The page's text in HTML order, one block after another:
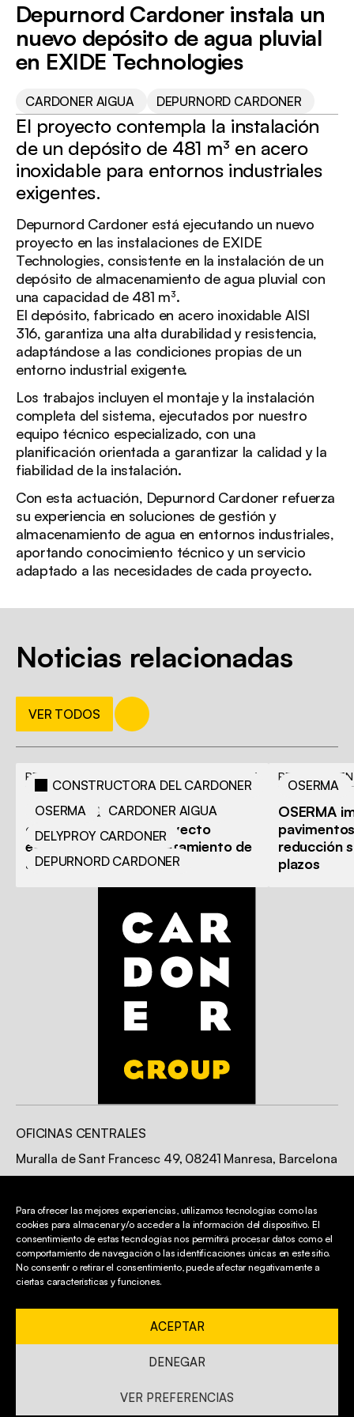
Para ofrecer las mejores experiencias, utilizamos tecnologías como las
cookies para almacenar y/o acceder a la información del dispositivo. El
consentimiento de estas tecnologías nos permitirá procesar datos como el
comportamiento de navegación o las identificaciones únicas en este sitio.
No consentir o retirar el consentimiento, puede afectar negativamente a
ciertas características y funciones.
ACEPTAR
DENEGAR
VER PREFERENCIAS
DEPURNORD
CARDONER
Depurnord Cardoner instala un
nuevo depósito de agua pluvial
en EXIDE Technologies
CARDONER AIGUA DEPURNORD CARDONER
El proyecto contempla la instalación
de un depósito de 481 m³ en acero
inoxidable para entornos industriales
exigentes.
Depurnord Cardoner está ejecutando un nuevo
proyecto en las instalaciones de EXIDE
Technologies, consistente en la instalación de un
depósito de almacenamiento de agua pluvial con
una capacidad de 481 m³.
El depósito, fabricado en acero inoxidable AISI
316, garantiza una alta durabilidad y resistencia,
adaptándose a las condiciones propias de un
entorno industrial exigente.
Los trabajos incluyen el montaje y la instalación
completa del sistema, ejecutados por nuestro
equipo técnico especializado, con una
planificación orientada a garantizar la calidad y la
fiabilidad de la instalación.
Con esta actuación, Depurnord Cardoner refuerza
su experiencia en soluciones de gestión y
almacenamiento de agua en entornos industriales,
aportando conocimiento técnico y un servicio
adaptado a las necesidades de cada proyecto.
Noticias relacionadas
VER TODOS
CONSTRUCTORA DEL CARDONER
OSERMA
CARDONER AIGUA
DELYPROY CARDONER
DEPURNORD CARDONER
PROYECTO EN CURSO 08.07.26
Cardoner Group une sus
capacidades en un proyecto
estratégico para el tratamiento de
aguas industriales
OSERMA
PROYECTO
OSERMA
reducción
plazos
OFICINAS CENTRALES
Muralla de Sant Francesc 49, 08241 Manresa, Barcelona
CONTACTO
info@cardonergroup.com
93 872 43 34
Condiciones legales